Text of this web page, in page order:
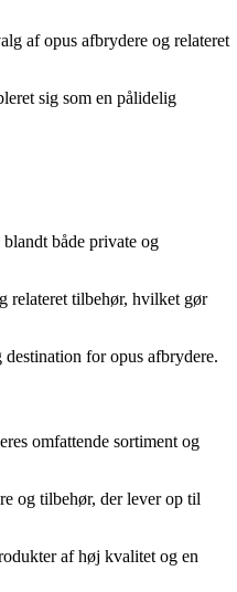
af opus afbrydere og relateret
sig som en pålidelig
både private og
relateret tilbehør, hvilket gør
for opus afbrydere.
omfattende sortiment og
og tilbehør, der lever op til
af høj kvalitet og en